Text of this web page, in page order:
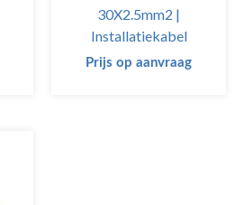
30X2.5mm2 |
Installatiekabel
Prijs op aanvraag